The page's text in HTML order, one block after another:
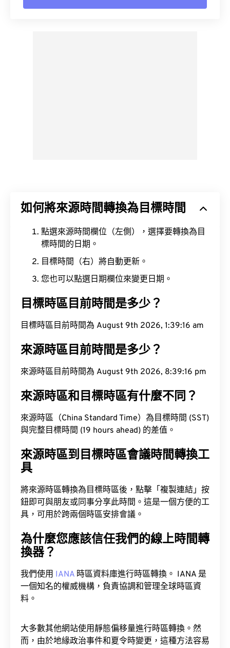
如何將來源時間轉換為目標時間
點選來源時間欄位（左側），選擇要轉換為目
標時間的日期。
目標時間（右）將自動更新。
您也可以點選日期欄位來變更日期。
目標時區目前時間是多少？
目標時區目前時間為 August 9th 2026, 1:39:17 am
來源時區目前時間是多少？
來源時區目前時間為 August 9th 2026, 8:39:17 pm
來源時區和目標時區有什麼不同？
來源時區（China Standard Time）為目標時間 (SST)
與完整目標時間 (19 hours ahead) 的差值。
來源時區到目標時區會議時間轉換工
具
將來源時區轉換為目標時區後，點擊「複製連結」按
鈕即可與朋友或同事分享此時間。這是一個方便的工
具，可用於跨兩個時區安排會議。
為什麼您應該信任我們的線上時間轉
換器？
我們使用 IANA 時區資料庫進行時區轉換。 IANA 是
一個知名的權威機構，負責協調和管理全球時區資
料。
大多數其他網站使用靜態偏移量進行時區轉換。然
而，由於地緣政治事件和夏令時變更，這種方法容易